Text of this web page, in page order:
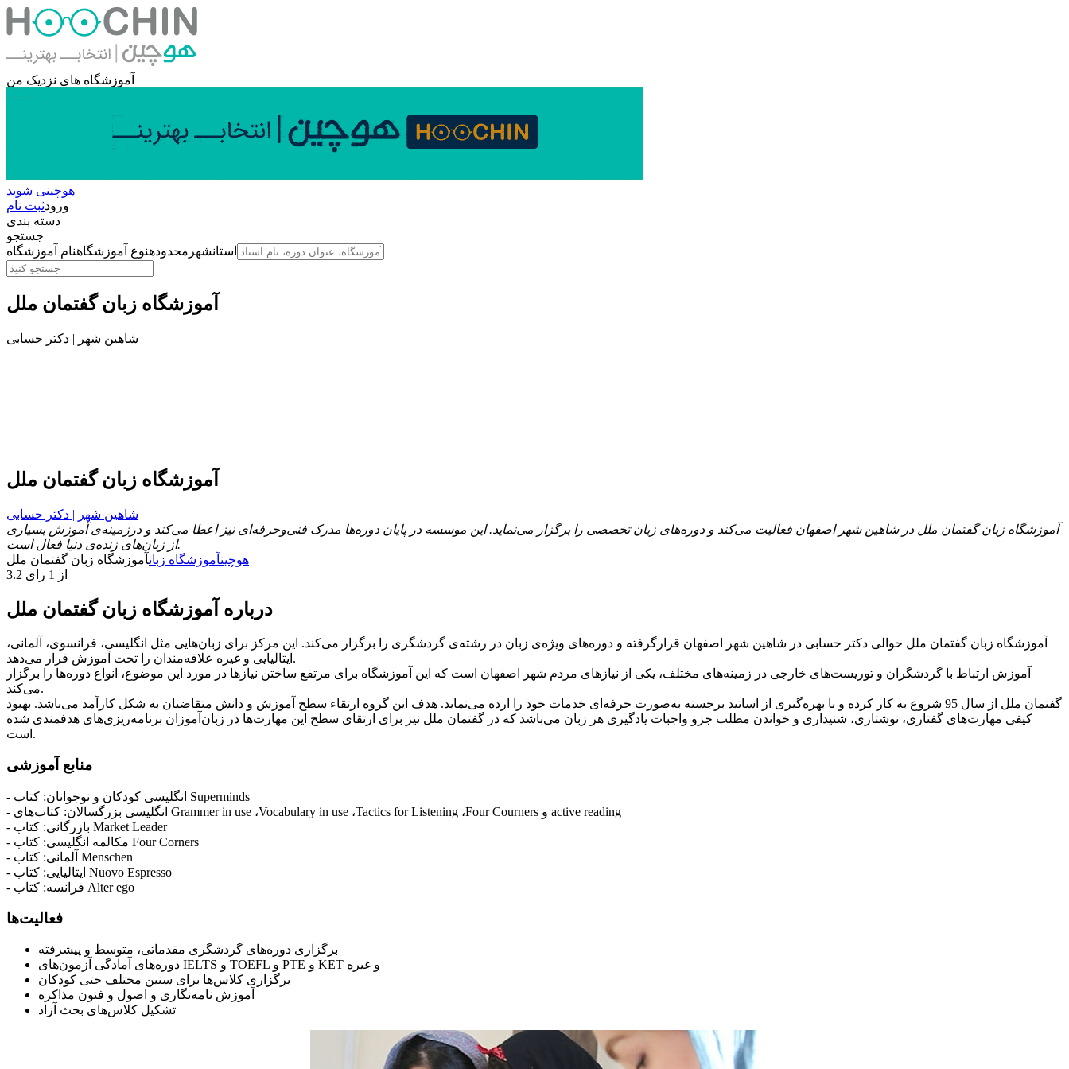
آموزشگاه های نزدیک من
هوچینی شوید
ورودثبت نام
دسته بندی
جستجو
استانشهر محدودهنوع آموزشگاهنام آموزشگاه
آموزشگاه زبان گفتمان ملل
شاهین شهر | دکتر حسابی
آموزشگاه زبان گفتمان ملل
شاهین شهر | دکتر حسابی
آموزشگاه زبان گفتمان ملل در شاهین شهر اصفهان فعالیت می‌کند و دوره‌های زبان تخصصی را برگزار می‌نماید. این موسسه در پایان دوره‌ها مدرک فنی‌وحرفه‌ای نیز اعطا می‌کند و درزمینه‌ی آموزش بسیاری
از زبان‌های زنده‌ی دنیا فعال است.
هوچینآموزشگاه زبانآموزشگاه زبان گفتمان ملل
3.2 از 1 رای
درباره آموزشگاه زبان گفتمان ملل
آموزشگاه زبان گفتمان ملل حوالی دکتر حسابی در شاهین شهر اصفهان قرارگرفته و دوره‌های ویژه‌ی زبان در رشته‌ی گردشگری را برگزار می‌کند. این مرکز برای زبان‌هایی مثل انگلیسی، فرانسوی، آلمانی،
ایتالیایی و غیره علاقه‌مندان را تحت آموزش قرار می‌دهد.
آموزش ارتباط با گردشگران و توریست‌های خارجی در زمینه‌های مختلف، یکی از نیازهای مردم شهر اصفهان است که این آموزشگاه برای مرتفع ساختن نیازها در مورد این موضوع، انواع دوره‌ها را برگزار
می‌کند.
گفتمان ملل از سال 95 شروع به کار کرده و با بهره‌گیری از اساتید برجسته به‌صورت حرفه‌ای خدمات خود را ارده می‌نماید. هدف این گروه ارتقاء سطح آموزش و دانش متقاضیان به شکل کارآمد می‌باشد. بهبود
کیفی مهارت‌های گفتاری، نوشتاری، شنیداری و خواندن مطلب جزو واجبات یادگیری هر زبان می‌باشد که در گفتمان ملل نیز برای ارتقای سطح این مهارت‌ها در زبان‌آموزان برنامه‌ریزی‌های هدفمندی شده
است.
منابع آموزشی
- انگلیسی کودکان و نوجوانان: کتاب Superminds
- انگلیسی بزرگسالان: کتاب‌های Grammer in use ،Vocabulary in use ،Tactics for Listening ،Four Courners و active reading
- بازرگانی: کتاب Market Leader
- مکالمه انگلیسی: کتاب Four Corners
- آلمانی: کتاب Menschen
- ایتالیایی: کتاب Nuovo Espresso
- فرانسه: کتاب Alter ego
فعالیت‌ها
برگزاری دوره‌های گردشگری مقدماتی، متوسط و پیشرفته
دوره‌های آمادگی آزمون‌های IELTS و TOEFL و PTE و KET و غیره
برگزاری کلاس‌ها برای سنین مختلف حتی کودکان
آموزش نامه‌نگاری و اصول و فنون مذاکره
تشکیل کلاس‌های بحث آزاد